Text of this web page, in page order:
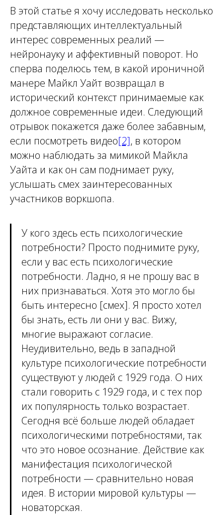
В этой статье я хочу исследовать несколько
представляющих интеллектуальный
интерес современных реалий —
нейронауку и аффективный поворот. Но
сперва поделюсь тем, в какой ироничной
манере Майкл Уайт возвращал в
исторический контекст принимаемые как
должное современные идеи. Следующий
отрывок покажется даже более забавным,
если посмотреть видео[2], в котором
можно наблюдать за мимикой Майкла
Уайта и как он сам поднимает руку,
услышать смех заинтересованных
участников воркшопа.
У кого здесь есть психологические
потребности? Просто поднимите руку,
если у вас есть психологические
потребности. Ладно, я не прошу вас в
них признаваться. Хотя это могло бы
быть интересно [смех]. Я просто хотел
бы знать, есть ли они у вас. Вижу,
многие выражают согласие.
Неудивительно, ведь в западной
культуре психологические потребности
существуют у людей с 1929 года. О них
стали говорить с 1929 года, и с тех пор
их популярность только возрастает.
Сегодня всё больше людей обладает
психологическими потребностями, так
что это новое осознание. Действие как
манифестация психологической
потребности — сравнительно новая
идея. В истории мировой культуры —
новаторская.